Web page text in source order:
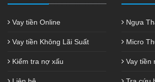
Vay tiền Online
Vay tiền Không Lãi Suất
Kiểm tra nợ xấu
Ngựa
Micro
Vay tiền